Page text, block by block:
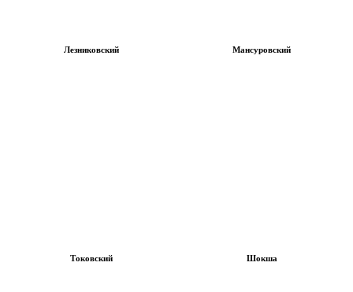
Лезниковский Мансуровский
Токовский Шокша